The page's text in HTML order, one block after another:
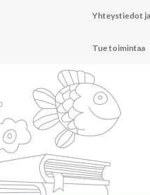
Yhteystiedot
Tue toimintaa